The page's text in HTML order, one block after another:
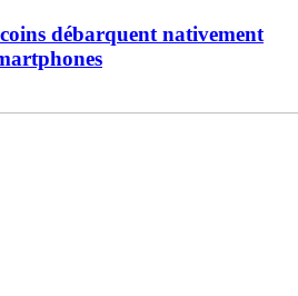
débarquent nativement